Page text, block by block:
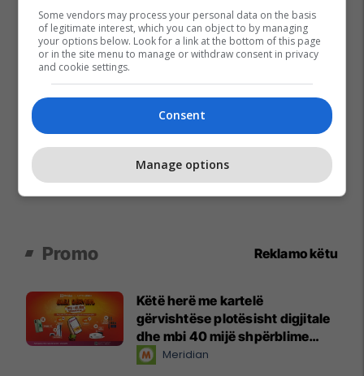
Promo Reklamo këtu
Këtë herë me kartelë
gërvishtëse plotësisht digjitale
dhe mbi 40 mijë shpërblime
instant!Meridian
Some vendors may process your personal data on the basis
of legitimate interest, which you can object to by managing
your options below. Look for a link at the bottom of this page
or in the site menu to manage or withdraw consent in privacy
and cookie settings.
Consent
Manage options